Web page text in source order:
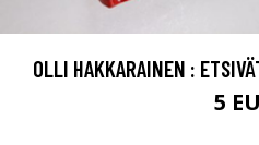
OLLI HAKKARAINEN :
5